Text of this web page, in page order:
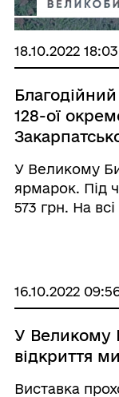
18.10.2022 18:03
128-ої
У Великому
ярмарок. Під
573 грн. На
підтримки ...
16.10.2022
У Великому
відкриття
Виставка